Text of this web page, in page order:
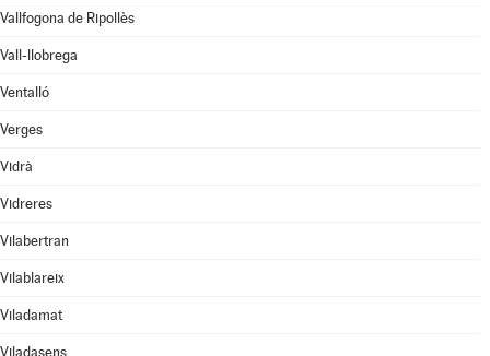
Vallfogona de Ripollès
Vall-llobrega
Ventalló
Verges
Vidrà
Vidreres
Vilabertran
Vilablareix
Viladamat
Viladasens